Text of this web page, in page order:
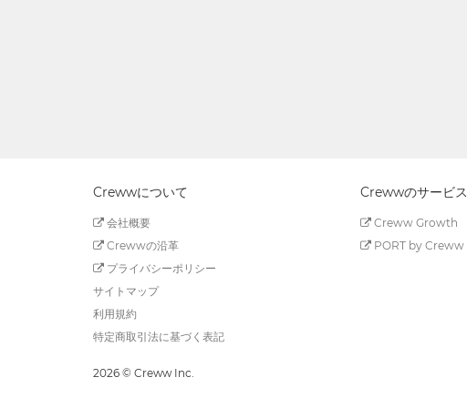
Crewwについて
会社概要
Crewwの沿革
プライバシーポリシー
サイトマップ
利用規約
特定商取引法に基づく表記
Crewwのサービス
Creww Growth
PORT by Creww
2026 © Creww Inc.